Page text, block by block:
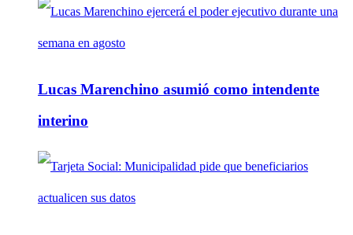
Lucas Marenchino asumió como intendente
interino